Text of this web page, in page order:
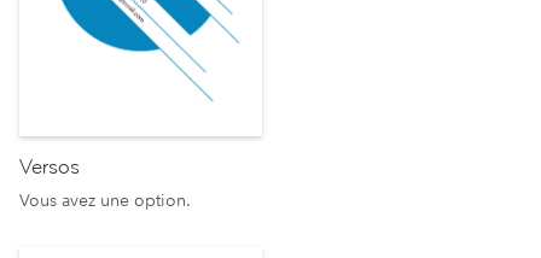
Versos
Vous avez une option.